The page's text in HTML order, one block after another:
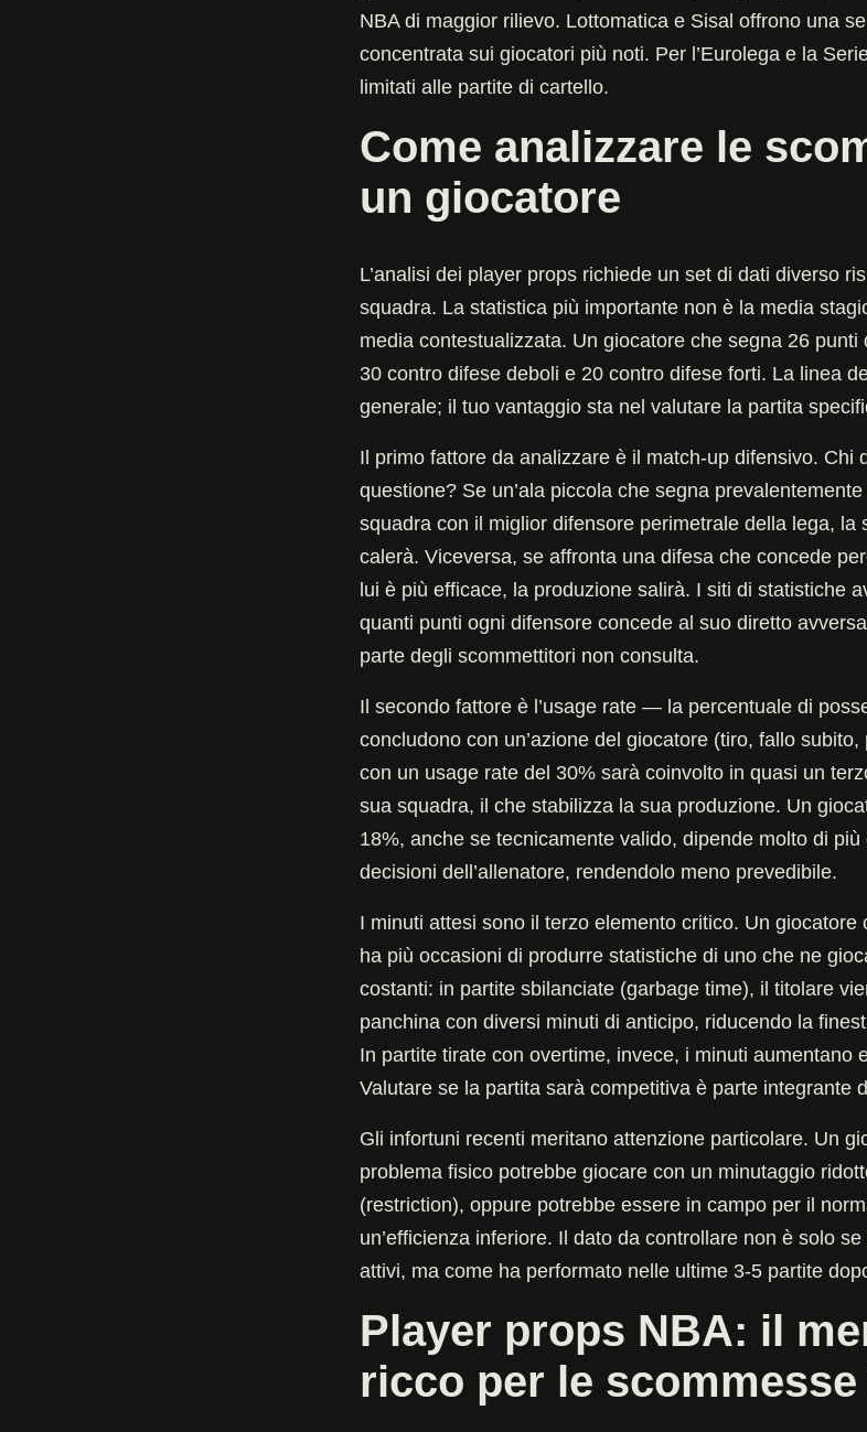
NBA di maggior rilievo. Lottomatica e Sisal offrono una
concentrata sui giocatori più noti. Per l’Eurolega e la
limitati alle partite di cartello.
Come analizzare le
un giocatore
L’analisi dei player props richiede un set di dati diverso
squadra. La statistica più importante non è la media
media contestualizzata. Un giocatore che segna 26
30 contro difese deboli e 20 contro difese forti. La linea
generale; il tuo vantaggio sta nel valutare la partita
Il primo fattore da analizzare è il match-up difensivo. Chi
questione? Se un’ala piccola che segna
squadra con il miglior difensore perimetrale della lega, la
calerà. Viceversa, se affronta una difesa che concede
lui è più efficace, la produzione salirà. I siti di statistiche
quanti punti ogni difensore concede al suo diretto
parte degli scommettitori non consulta.
Il secondo fattore è l’usage rate — la percentuale di
concludono con un’azione del giocatore (tiro, fallo
con un usage rate del 30% sarà coinvolto in quasi un
sua squadra, il che stabilizza la sua produzione. Un
18%, anche se tecnicamente valido, dipende molto di
decisioni dell’allenatore, rendendolo meno prevedibile.
I minuti attesi sono il terzo elemento critico. Un giocatore
ha più occasioni di produrre statistiche di uno che ne
costanti: in partite sbilanciate (garbage time), il titolare
panchina con diversi minuti di anticipo, riducendo la
In partite tirate con overtime, invece, i minuti aumentano
Valutare se la partita sarà competitiva è parte integrante
Gli infortuni recenti meritano attenzione particolare. Un
problema fisico potrebbe giocare con un minutaggio
(restriction), oppure potrebbe essere in campo per il
un’efficienza inferiore. Il dato da controllare non è solo
attivi, ma come ha performato nelle ultime 3-5 partite
Player props NBA: il
ricco per le